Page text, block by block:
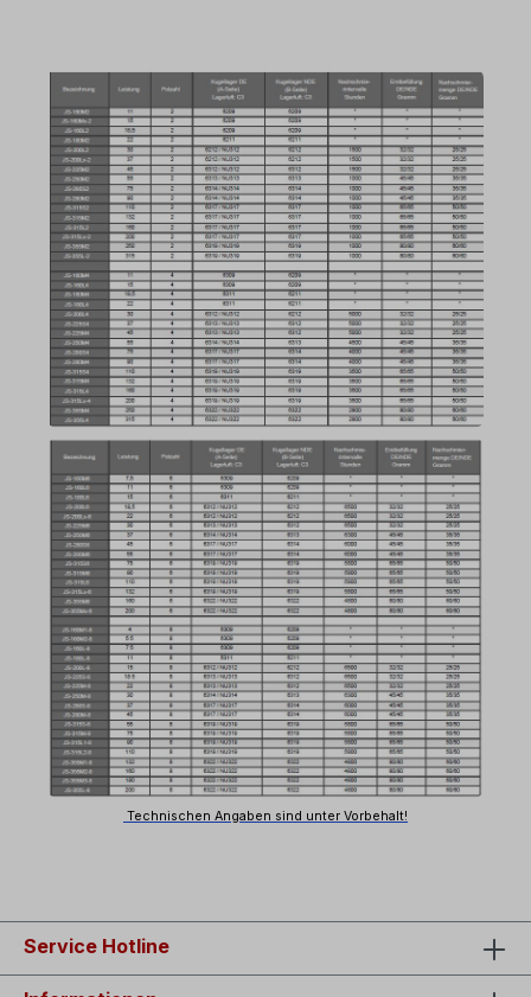
Technischen Angaben sind unter Vorbehalt!
Service Hotline